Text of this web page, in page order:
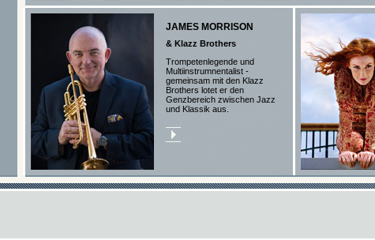
JAMES MORRISON
& Klazz Brothers
Trompetenlegende und
Multiinstrumnentalist -
gemeinsam mit den Klazz
Brothers lotet er den
Genzbereich zwischen Jazz
und Klassik aus.